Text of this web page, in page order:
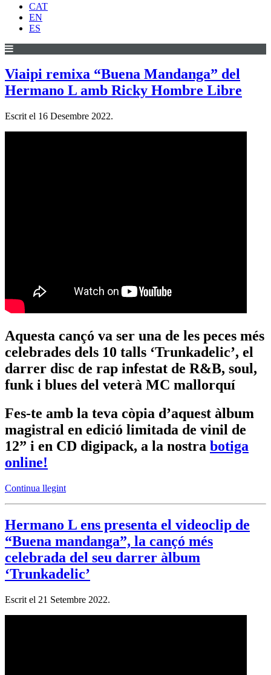
CAT
EN
ES
Viaipi remixa “Buena Mandanga” del
Hermano L amb Ricky Hombre Libre
Escrit el 16 Desembre 2022.
Aquesta cançó va ser una de les peces més
celebrades dels 10 talls ‘Trunkadelic’, el
darrer disc de rap infestat de R&B, soul,
funk i blues del veterà MC mallorquí
Fes-te amb la teva còpia d’aquest àlbum
magistral en edició limitada de vinil de
12” i en CD digipack, a la nostra botiga
online!
Continua llegint
Hermano L ens presenta el videoclip de
“Buena mandanga”, la cançó més
celebrada del seu darrer àlbum
‘Trunkadelic’
Escrit el 21 Setembre 2022.